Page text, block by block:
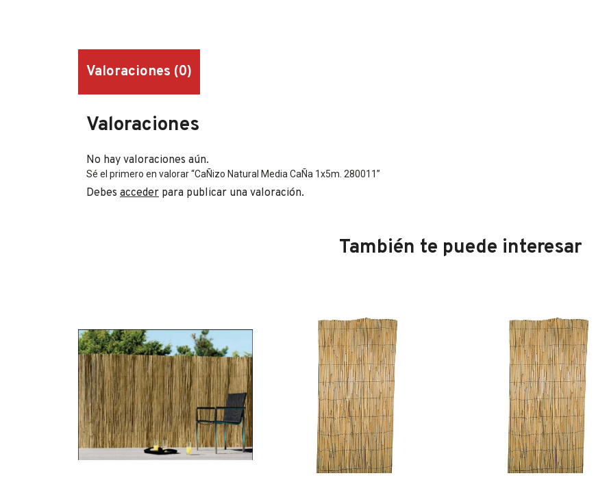
Valoraciones (0)
Valoraciones
No hay valoraciones aún.
Sé el primero en valorar “CaÑizo Natural Media CaÑa 1x5m. 280011”
Debes acceder para publicar una valoración.
También te puede interesar